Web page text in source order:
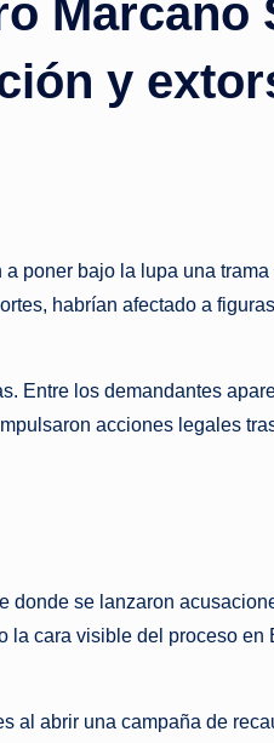
Marcano
y
poner bajo la lupa una
habrían afectado a
Entre los demandantes
acciones legales
se lanzaron
cara visible del proceso
al abrir una campaña de